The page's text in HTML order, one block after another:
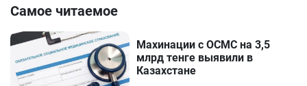
Самое читаемое
Махинации с ОСМС на 3,5
млрд тенге выявили в
Казахстане